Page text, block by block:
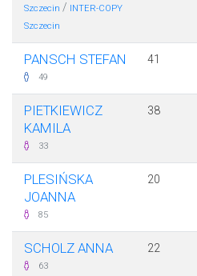
Szczecin /
INTER-COPY
Szczecin
PANSCH STEFAN
49
41
PIETKIEWICZ
KAMILA
33
38
PLESIŃSKA
JOANNA
85
20
SCHOLZ ANNA
63
22